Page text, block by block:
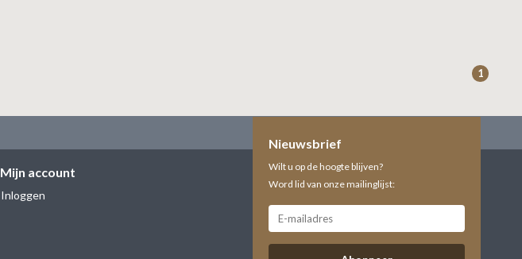
1
Mijn account
Inloggen
Nieuwsbrief
Wilt u op de hoogte blijven?
Word lid van onze mailinglijst: